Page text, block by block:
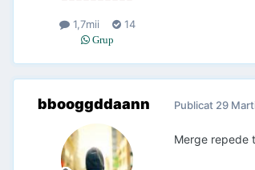
1,7mii 14
Grup
bbooggddaann Publicat 29
Merge repede